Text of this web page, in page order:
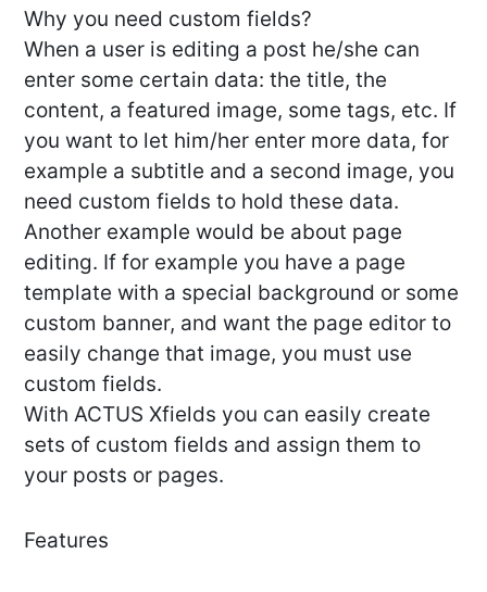
Why you need custom fields?
When a user is editing a post he/she can
enter some certain data: the title, the
content, a featured image, some tags, etc. If
you want to let him/her enter more data, for
example a subtitle and a second image, you
need custom fields to hold these data.
Another example would be about page
editing. If for example you have a page
template with a special background or some
custom banner, and want the page editor to
easily change that image, you must use
custom fields.
With ACTUS Xfields you can easily create
sets of custom fields and assign them to
your posts or pages.
Features